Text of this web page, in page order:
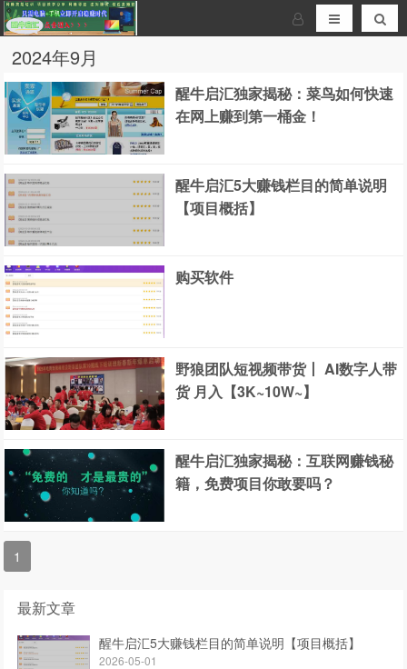
2024年9月
醒牛启汇独家揭秘：菜鸟如何快速
在网上赚到第一桶金！
醒牛启汇5大赚钱栏目的简单说明
【项目概括】
购买软件
野狼团队短视频带货丨 AI数字人带
货 月入【3K~10W~】
醒牛启汇独家揭秘：互联网赚钱秘
籍，免费项目你敢要吗？
1
最新文章
醒牛启汇5大赚钱栏目的简单说明【项目概括】
2026-05-01